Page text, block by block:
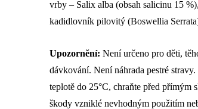
vrby – Salix alba (obsah salicinu 15
kadidlovník pilovitý (Boswellia
Upozornění: Není určeno pro děti,
dávkování. Není náhrada pestré
teplotě do 25°C, chraňte před přímým
škody vzniklé nevhodným použitím